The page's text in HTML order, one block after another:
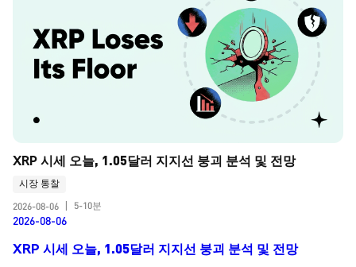
XRP 시세 오늘, 1.05달러 지지선 붕괴 분석 및 전망
시장 통찰
2026-08-06
5-10분
2026-08-06
XRP 시세 오늘, 1.05달러 지지선 붕괴 분석 및 전망